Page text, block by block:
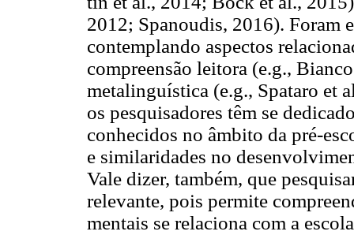
2012; Spanoudis, 2016). Foram
contemplando aspectos
compreensão leitora (e.g.,
metalinguística (e.g., Spataro et
os pesquisadores têm se
conhecidos no âmbito da pré-
e similaridades no
Vale dizer, também, que
relevante, pois permite
mentais se relaciona com a